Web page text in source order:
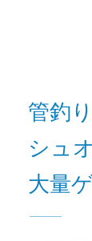
管釣
シュ
大量